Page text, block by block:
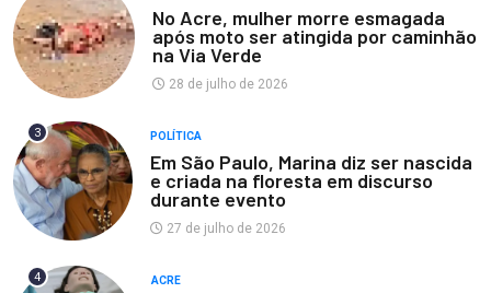
No Acre, mulher morre esmagada
após moto ser atingida por caminhão
na Via Verde
28 de julho de 2026
3 POLÍTICA
Em São Paulo, Marina diz ser nascida
e criada na floresta em discurso
durante evento
27 de julho de 2026
4 ACRE